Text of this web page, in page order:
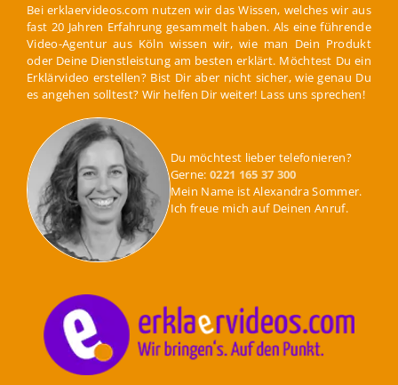
Bei erklaervideos.com nutzen wir das Wissen, welches wir aus
fast 20 Jahren Erfahrung gesammelt haben. Als eine führende
Video-Agentur aus Köln wissen wir, wie man Dein Produkt
oder Deine Dienstleistung am besten erklärt. Möchtest Du ein
Erklärvideo erstellen? Bist Dir aber nicht sicher, wie genau Du
es angehen solltest? Wir helfen Dir weiter! Lass uns sprechen!
Du möchtest lieber telefonieren?
Gerne: 0221 165 37 300
Mein Name ist Alexandra Sommer.
Ich freue mich auf Deinen Anruf.